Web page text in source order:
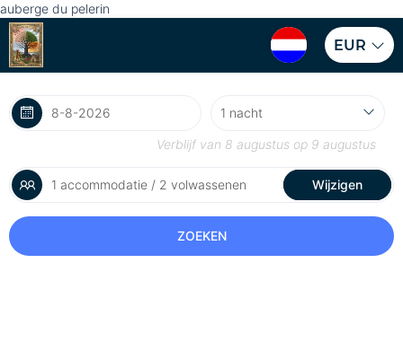
auberge du pelerin
EUR
Verblijf van 8 augustus op 9 augustus
1 accommodatie / 2 volwassenen Wijzigen